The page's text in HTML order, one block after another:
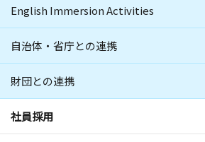
English Immersion Activities
自治体・省庁との連携
財団との連携
社員採用